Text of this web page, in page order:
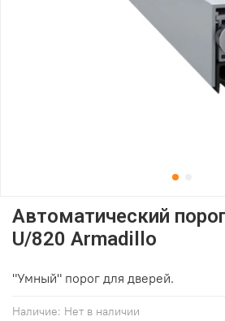
Наличие: Нет в наличии
Автоматический
U/820 Armadillo
"Умный" порог для дверей.